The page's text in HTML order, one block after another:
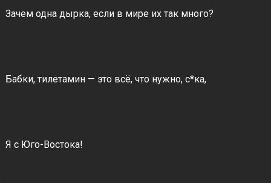
Зачем одна дырка, если в мире их так много?
Бабки, тилетамин — это всё, что нужно, с*ка,
Я с Юго-Востока!